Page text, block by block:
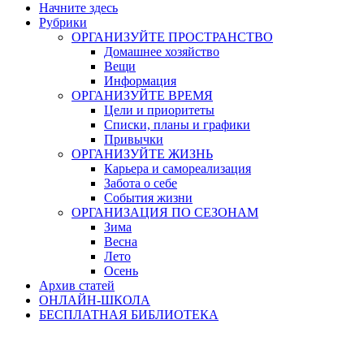
Начните здесь
Рубрики
ОРГАНИЗУЙТЕ ПРОСТРАНСТВО
Домашнее хозяйство
Вещи
Информация
ОРГАНИЗУЙТЕ ВРЕМЯ
Цели и приоритеты
Списки, планы и графики
Привычки
ОРГАНИЗУЙТЕ ЖИЗНЬ
Карьера и самореализация
Забота о себе
События жизни
ОРГАНИЗАЦИЯ ПО СЕЗОНАМ
Зима
Весна
Лето
Осень
Архив статей
ОНЛАЙН-ШКОЛА
БЕСПЛАТНАЯ БИБЛИОТЕКА